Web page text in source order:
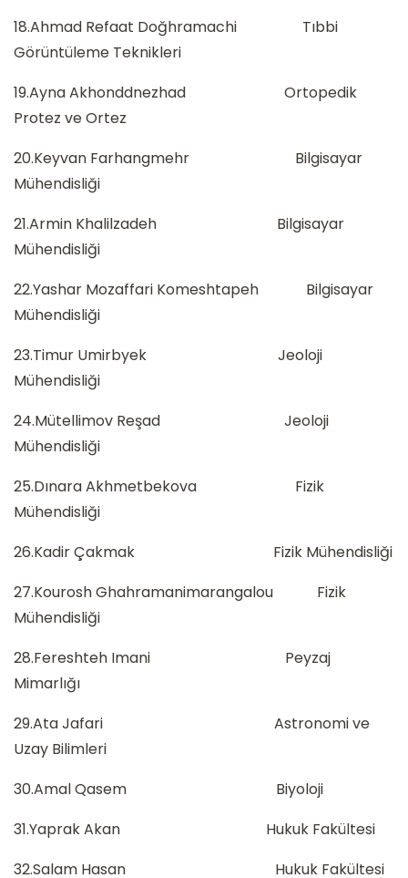
18.Ahmad Refaat Doğhramachi Tıbbi
Görüntüleme Teknikleri
19.Ayna Akhonddnezhad Ortopedik
Protez ve Ortez
20.Keyvan Farhangmehr Bilgisayar
Mühendisliği
21.Armin Khalilzadeh Bilgisayar
Mühendisliği
22.Yashar Mozaffari Komeshtapeh Bilgisayar
Mühendisliği
23.Timur Umirbyek Jeoloji
Mühendisliği
24.Mütellimov Reşad Jeoloji
Mühendisliği
25.Dınara Akhmetbekova Fizik
Mühendisliği
26.Kadir Çakmak Fizik Mühendisliği
27.Kourosh Ghahramanimarangalou Fizik
Mühendisliği
28.Fereshteh Imani Peyzaj
Mimarlığı
29.Ata Jafari Astronomi ve
Uzay Bilimleri
30.Amal Qasem Biyoloji
31.Yaprak Akan Hukuk Fakültesi
32.Salam Hasan Hukuk Fakültesi